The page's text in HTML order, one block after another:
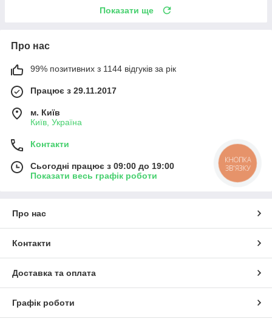
Показати ще
Про нас
99% позитивних з 1144 відгуків за рік
Працює з 29.11.2017
м. Київ
Київ, Україна
Контакти
Сьогодні працює з 09:00 до 19:00
Показати весь графік роботи
Про нас
Контакти
Доставка та оплата
Графік роботи
КНОПКА
ЗВ'ЯЗКУ